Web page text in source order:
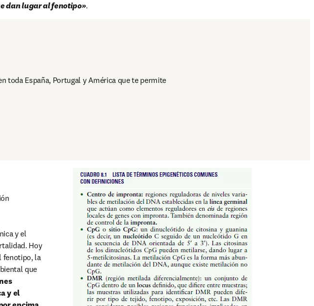
dan lugar al fenotipo».
toda España, Portugal y América que te permite
Hoy
fenotipo, la
que
y el